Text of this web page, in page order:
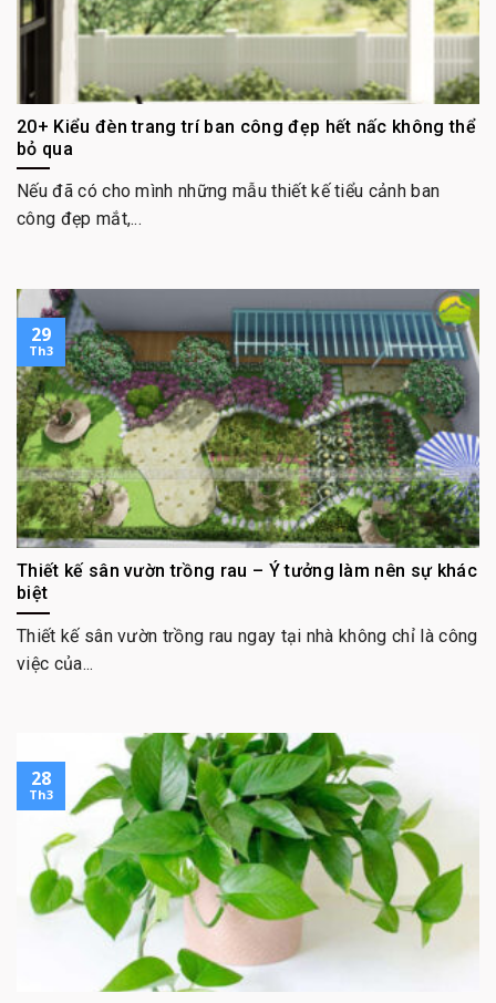
20+ Kiểu đèn trang trí ban công đẹp hết nấc không thể
bỏ qua
Nếu đã có cho mình những mẫu thiết kế tiểu cảnh ban
công đẹp mắt,...
Thiết kế sân vườn trồng rau – Ý tưởng làm nên sự khác
biệt
Thiết kế sân vườn trồng rau ngay tại nhà không chỉ là công
việc của...
29
Th3
28
Th3